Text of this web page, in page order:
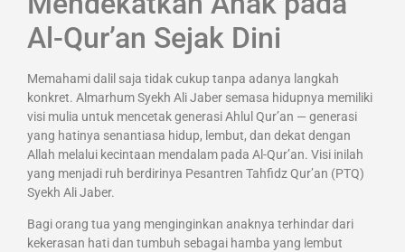
Al-Qur’an Sejak Dini
Memahami dalil saja tidak cukup tanpa adanya langkah
konkret. Almarhum Syekh Ali Jaber semasa hidupnya memiliki
visi mulia untuk mencetak generasi Ahlul Qur’an — generasi
yang hatinya senantiasa hidup, lembut, dan dekat dengan
Allah melalui kecintaan mendalam pada Al-Qur’an. Visi inilah
yang menjadi ruh berdirinya Pesantren Tahfidz Qur’an (PTQ)
Syekh Ali Jaber.
Bagi orang tua yang menginginkan anaknya terhindar dari
kekerasan hati dan tumbuh sebagai hamba yang lembut